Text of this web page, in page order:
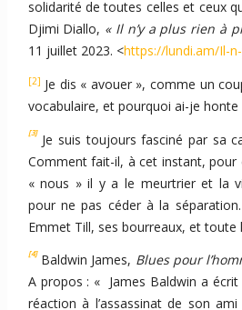
solidarité de toutes celles et ceux
Djimi Diallo, « Il n’y a plus rien à
11 juillet 2023. <https://lundi.am/Il-
[2] Je dis « avouer », comme un
vocabulaire, et pourquoi ai-je honte
[3]Je suis toujours fasciné par sa
Comment fait-il, à cet instant, pour
« nous » il y a le meurtrier et la
pour ne pas céder à la
Emmet Till, ses bourreaux, et toute
[4]Baldwin James, Blues pour
A propos : « James Baldwin a
réaction à l’assassinat de son